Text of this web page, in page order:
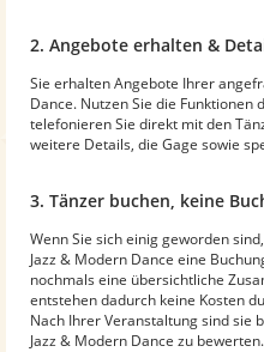
2. Angebote erhalten &
Sie erhalten Angebote Ihrer
Dance. Nutzen Sie die
telefonieren Sie direkt mit den
weitere Details, die Gage sowie
3. Tänzer buchen, keine
Wenn Sie sich einig geworden
Jazz & Modern Dance eine
nochmals eine übersichtliche
entstehen dadurch keine Kosten
Nach Ihrer Veranstaltung sind sie
Jazz & Modern Dance zu bewerten.